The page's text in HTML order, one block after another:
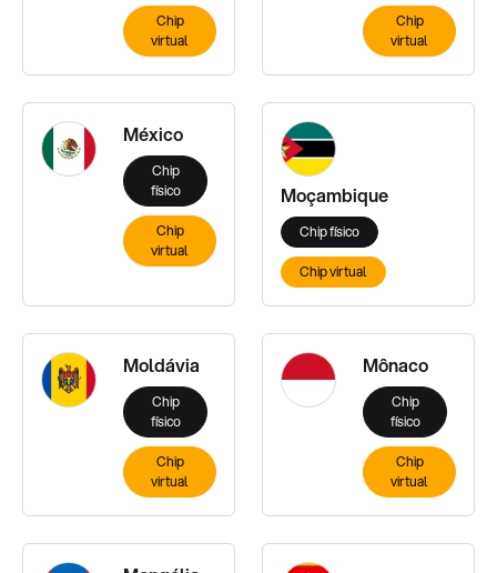
Chip
virtual
Chip
virtual
México
Chip
físico
Chip
virtual
Moçambique
Chip físico
Chip virtual
Moldávia
Chip
físico
Chip
virtual
Mônaco
Chip
físico
Chip
virtual